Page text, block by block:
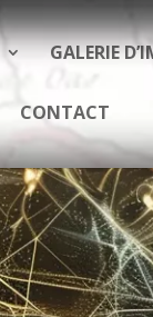
GALERIE
CONTACT